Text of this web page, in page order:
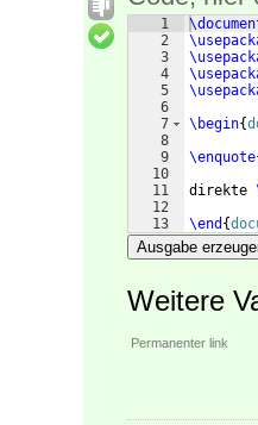
1
2
3
4
5
6
7
8
9
10
11
12
13
\begin{
\enquote
direkte
\end {
Ausgabe
Weitere
Permanenter link